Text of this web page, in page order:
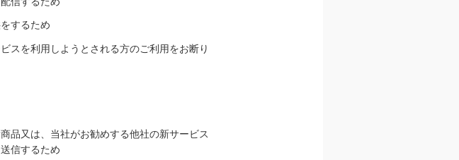
するため
スを利用しようとされる方のご利用をお断り
品又は、当社がお勧めする他社の新サービス
信するため